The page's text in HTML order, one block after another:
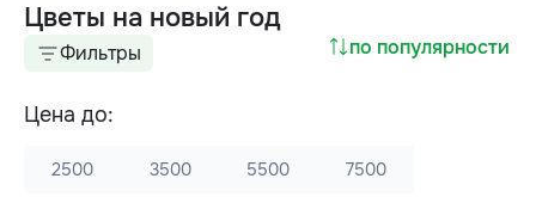
Цветы на новый год
по популярности
Фильтры
Цена до:
2500 3500 5500 7500